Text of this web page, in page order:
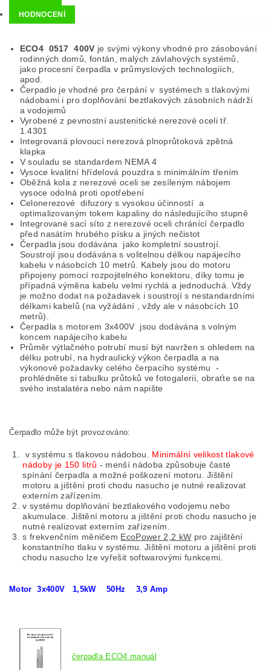
HODNOCENÍ
ECO4 0517 400V je svými výkony vhodné pro zásobování
rodinných domů, fontán, malých závlahových systémů,
jako procesní čerpadla v průmyslových technologiích,
apod.
Čerpadlo je vhodné pro čerpání v systémech s tlakovými
nádobami i pro doplňování beztlakových zásobních nádrží
a vodojemů
Vyrobené z pevnostní austenitické nerezové oceli tř.
1.4301
Integrovaná plovoucí nerezová plnoprůtoková zpětná
klapka
V souladu se standardem NEMA 4
Vysoce kvalitní hřídelová pouzdra s minimálním třením
Oběžná kola z nerezové oceli se zesíleným nábojem
vysoce odolná proti opotřebení
Celonerezové difuzory s vysokou účinností a
optimalizovaným tokem kapaliny do následujícího stupně
Integrované sací síto z nerezové oceli chránící čerpadlo
před nasátím hrubého písku a jiných nečistot
Čerpadla jsou dodávána jako kompletní soustrojí.
Soustrojí jsou dodávána s volitelnou délkou napájecího
kabelu v násobcích 10 metrů. Kabely jsou do motoru
připojeny pomocí rozpojitelného konektoru, díky tomu je
případná výměna kabelu velmi rychlá a jednoduchá. Vždy
je možno dodat na požadavek i soustrojí s nestandardními
délkami kabelů (na vyžádání , vždy ale v násobcích 10
metrů).
Čerpadla s motorem 3x400V jsou dodávána s volným
koncem napájecího kabelu
Průměr výtlačného potrubí musí být navržen s ohledem na
délku potrubí, na hydraulický výkon čerpadla a na
výkonové požadavky celého čerpacího systému -
prohlédněte si tabulku průtoků ve fotogalerii, obraťte se na
svého instalatéra nebo nám napište
Čerpadlo může být provozováno:
v systému s tlakovou nádobou. Minimální velikost tlakové
nádoby je 150 litrů - menší nádoba způsobuje časté
spínání čerpadla a možné poškození motoru. Jištění
motoru a jištění proti chodu nasucho je nutné realizovat
externím zařízením.
v systému doplňování beztlakového vodojemu nebo
akumulace. Jištění motoru a jištění proti chodu nasucho je
nutné realizovat externím zařízením.
s frekvenčním měničem EcoPower 2,2 kW pro zajištění
konstantního tlaku v systému. Jištění motoru a jištění proti
chodu nasucho lze vyřešit softwarovými funkcemi.
Motor 3x400V 1,5kW 50Hz 3,9 Amp
čerpadla ECO4 manuál